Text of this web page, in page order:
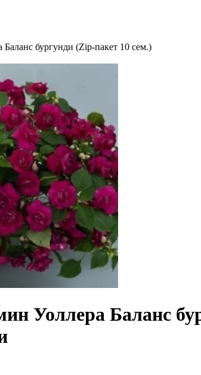
Баланс бургунди (Zip-пакет 10 сем.)
Уоллера Баланс